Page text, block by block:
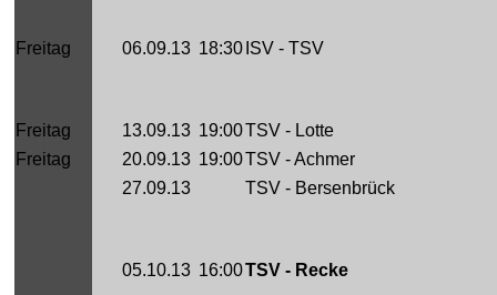
Freitag 06.09.13 18:30 ISV - TSV
Freitag 13.09.13 19:00TSV - Lotte
Freitag
20.09.13 19:00TSV - Achmer
27.09.13
TSV - Bersenbrück
05.10.13 16:00TSV - Recke